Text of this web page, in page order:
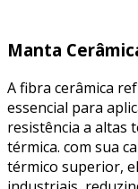
Manta
A fibra cerâmica
essencial para
resistência a altas
térmica. com sua
térmico superior,